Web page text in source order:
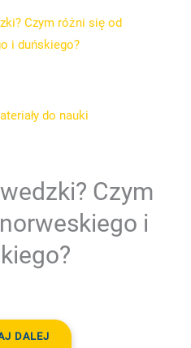
do nauki
Czym
i
DALEJ